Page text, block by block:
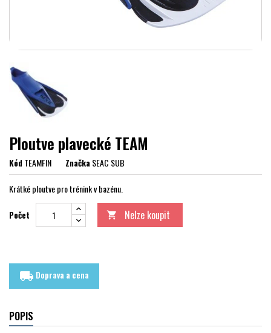
Ploutve plavecké TEAM
KódTEAMFIN ZnačkaSEAC SUB
Krátké ploutve pro trénink v bazénu.
Počet  Nelze koupit
local_shipping Doprava a cena
POPIS